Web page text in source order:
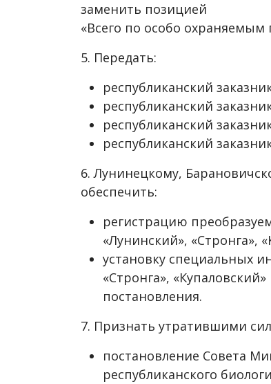
заменить позицией
«Всего по особо
5. Передать:
республиканский
республиканский
республиканский
республиканский
6. Лунинецкому,
обеспечить:
регистрацию
«Лунинский», «Стронга»,
установку специальных
«Стронга»,
постановления.
7. Признать утратившими
постановление Совета
республиканского